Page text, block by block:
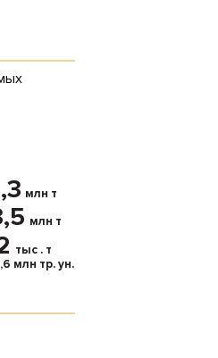
млн т
млн т
тыс . т
млн тр. ун.)